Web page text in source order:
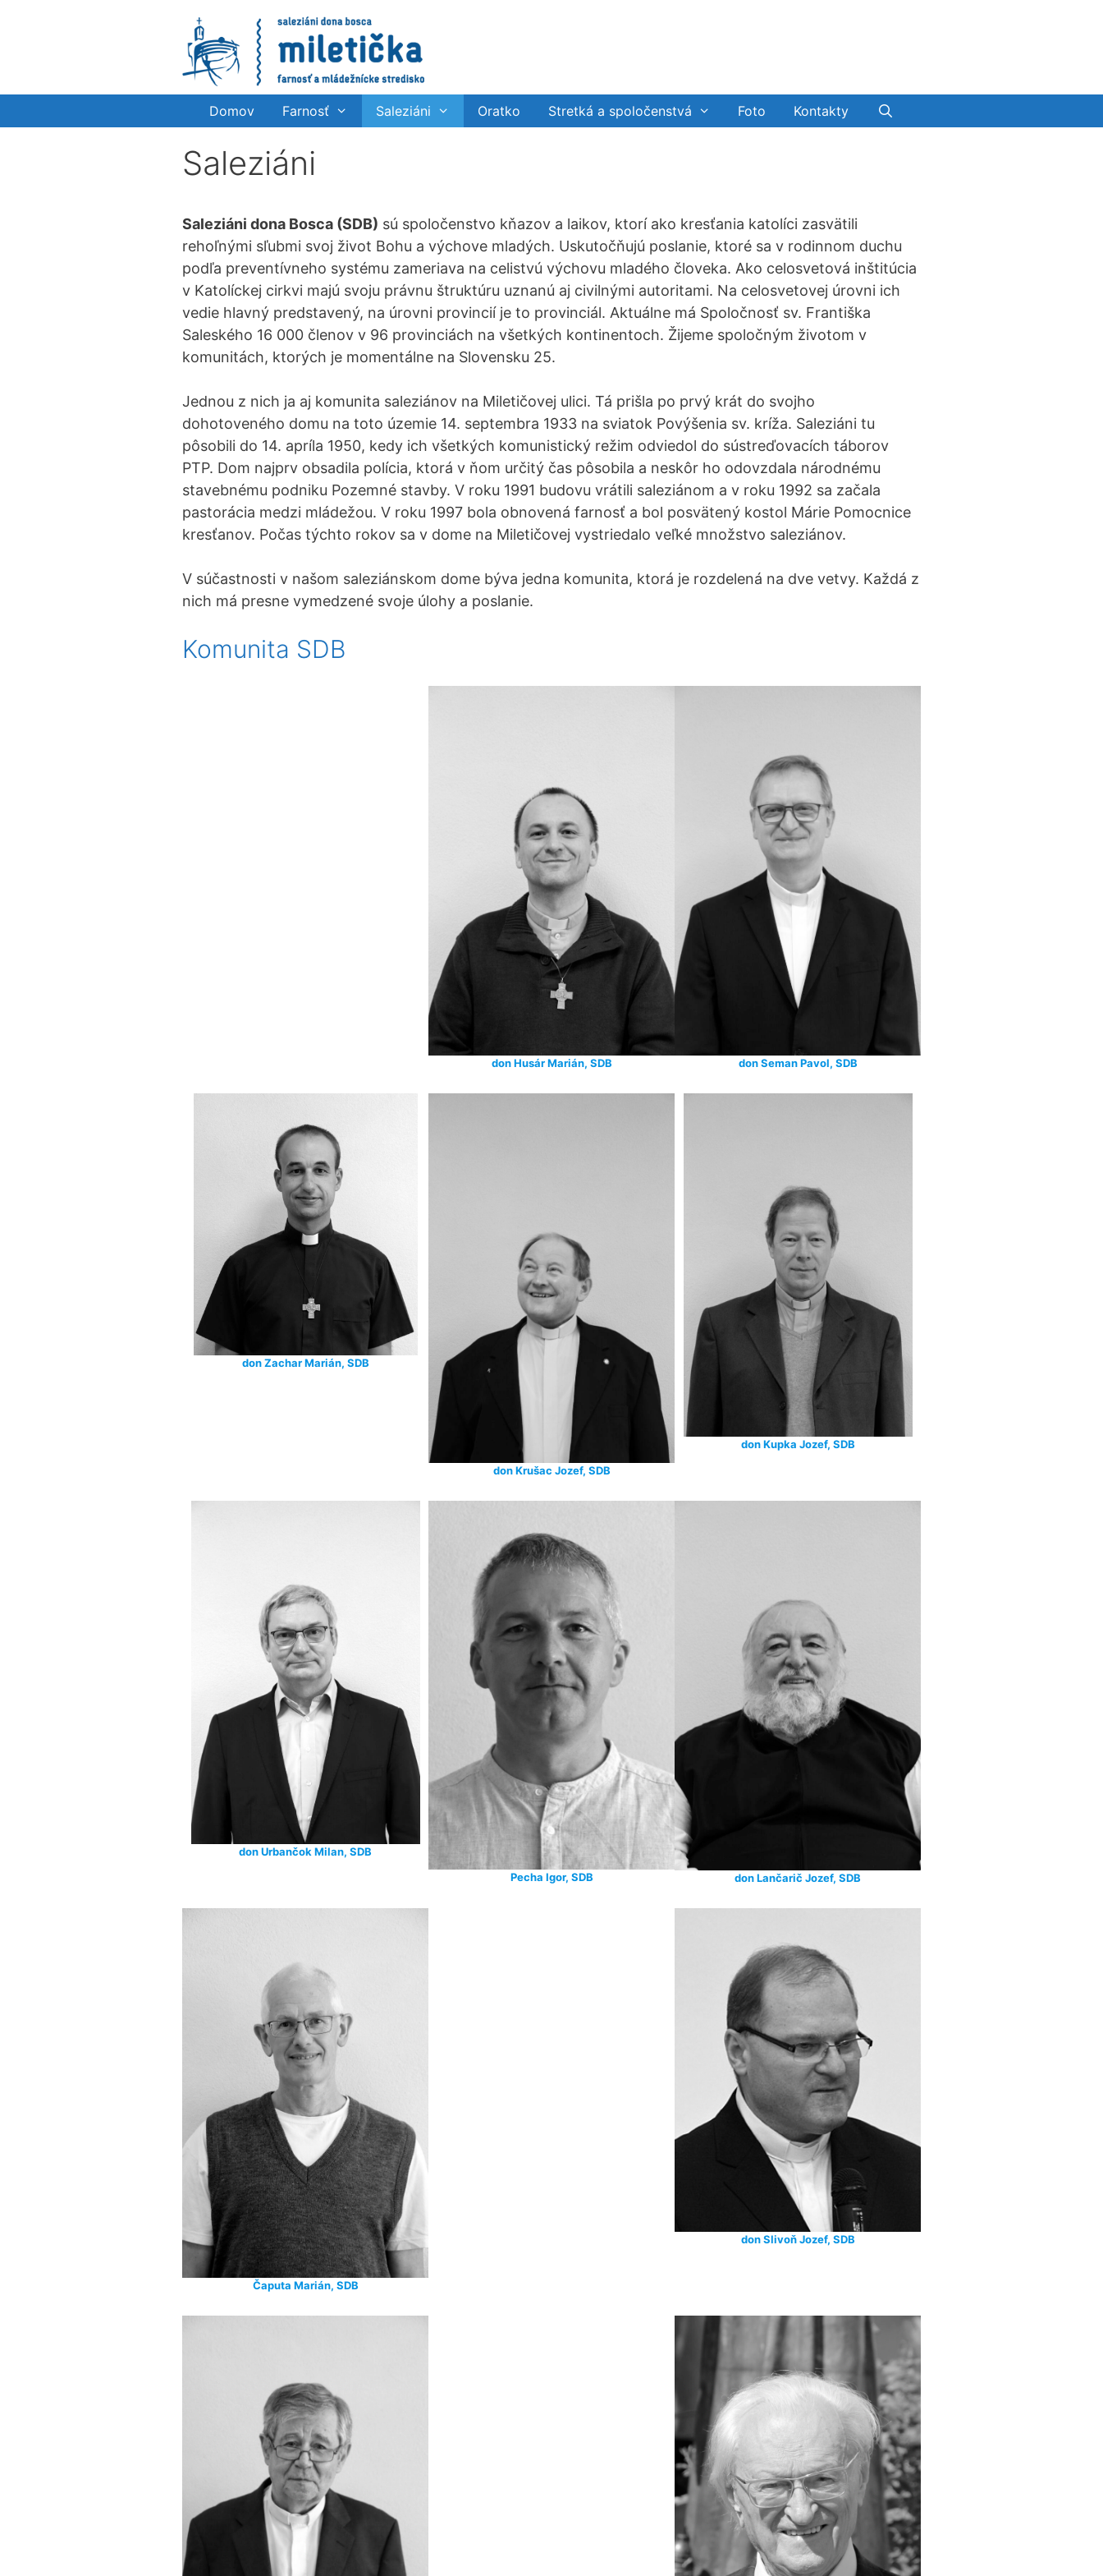
Domov Farnosť Saleziáni Oratko Stretká a spoločenstvá Foto Kontakty
Saleziáni
Saleziáni dona Bosca (SDB) sú spoločenstvo kňazov a laikov, ktorí ako kresťania katolíci zasvätili
rehoľnými sľubmi svoj život Bohu a výchove mladých. Uskutočňujú poslanie, ktoré sa v rodinnom duchu
podľa preventívneho systému zameriava na celistvú výchovu mladého človeka. Ako celosvetová inštitúcia
v Katolíckej cirkvi majú svoju právnu štruktúru uznanú aj civilnými autoritami. Na celosvetovej úrovni ich
vedie hlavný predstavený, na úrovni provincií je to provinciál. Aktuálne má Spoločnosť sv. Františka
Saleského 16 000 členov v 96 provinciách na všetkých kontinentoch. Žijeme spoločným životom v
komunitách, ktorých je momentálne na Slovensku 25.
Jednou z nich ja aj komunita saleziánov na Miletičovej ulici. Tá prišla po prvý krát do svojho
dohotoveného domu na toto územie 14. septembra 1933 na sviatok Povýšenia sv. kríža. Saleziáni tu
pôsobili do 14. apríla 1950, kedy ich všetkých komunistický režim odviedol do sústreďovacích táborov
PTP. Dom najprv obsadila polícia, ktorá v ňom určitý čas pôsobila a neskôr ho odovzdala národnému
stavebnému podniku Pozemné stavby. V roku 1991 budovu vrátili saleziánom a v roku 1992 sa začala
pastorácia medzi mládežou. V roku 1997 bola obnovená farnosť a bol posvätený kostol Márie Pomocnice
kresťanov. Počas týchto rokov sa v dome na Miletičovej vystriedalo veľké množstvo saleziánov.
V súčastnosti v našom saleziánskom dome býva jedna komunita, ktorá je rozdelená na dve vetvy. Každá z
nich má presne vymedzené svoje úlohy a poslanie.
Komunita SDB
don Husár Marián, SDB don Seman Pavol, SDB
don Zachar Marián, SDB
don Krušac Jozef, SDB
don Kupka Jozef, SDB
don Urbančok Milan, SDB
Pecha Igor, SDB
don Lančarič Jozef, SDB
Čaputa Marián, SDB
don Slivoň Jozef, SDB